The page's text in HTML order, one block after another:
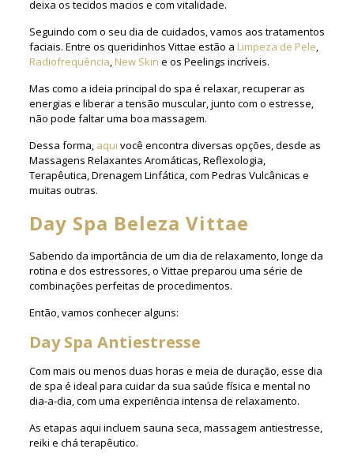
deixa os tecidos macios e com vitalidade.
Seguindo com o seu dia de cuidados, vamos aos tratamentos
faciais. Entre os queridinhos Vittae estão a Limpeza de Pele
Radiofrequência New Skin e os Peelings incríveis.
Mas como a ideia principal do spa é relaxar, recuperar as
energias e liberar a tensão muscular, junto com o estresse,
não pode faltar uma boa massagem.
Dessa forma, aqui você encontra diversas opções, desde as
Massagens Relaxantes Aromáticas, Reflexologia,
Terapêutica, Drenagem Linfática, com Pedras Vulcânicas e
muitas outras.
Day Spa Beleza Vittae
Sabendo da importância de um dia de relaxamento, longe da
rotina e dos estressores, o Vittae preparou uma série de
combinações perfeitas de procedimentos.
Então, vamos conhecer alguns:
Day Spa Antiestresse
Com mais ou menos duas horas e meia de duração, esse dia
de spa é ideal para cuidar da sua saúde física e mental no
dia-a-dia, com uma experiência intensa de relaxamento.
As etapas aqui incluem sauna seca, massagem antiestresse,
reiki e chá terapêutico.